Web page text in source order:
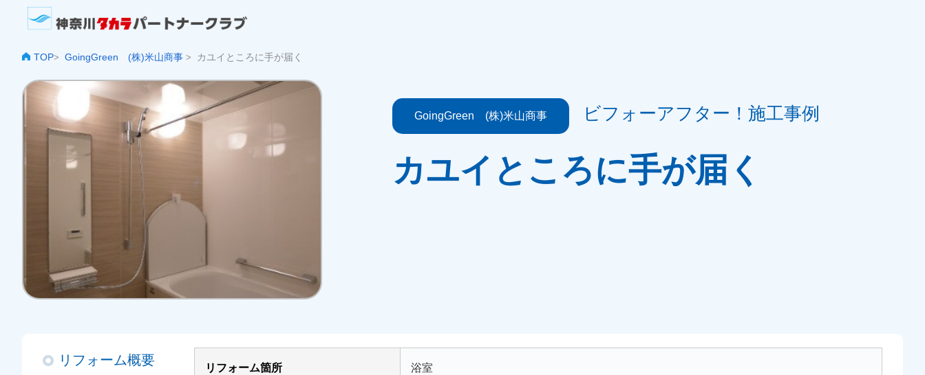
TOP> GoingGreen (株)米山商事 > カユイところに手が届く
GoingGreen (株)米山商事 ビフォーアフター！施工事例
カユイところに手が届く
リフォーム概要
リフォーム箇所 浴室